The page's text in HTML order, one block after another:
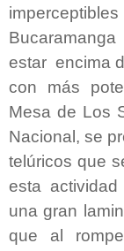
estar encima
con más
Mesa de Los
Nacional, se
telúricos que
esta
una gran
que al